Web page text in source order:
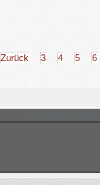
Zurück 3 4 5 6